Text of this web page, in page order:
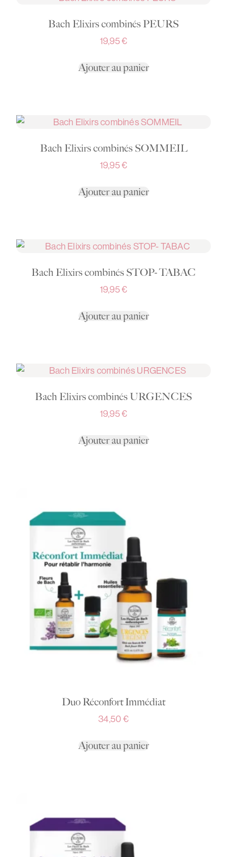
Bach Elixirs combinés PEURS
19,95€
Ajouter au panier
Bach Elixirs combinés SOMMEIL
19,95€
Ajouter au panier
Bach Elixirs combinés STOP- TABAC
19,95€
Ajouter au panier
Bach Elixirs combinés URGENCES
19,95€
Ajouter au panier
Duo Réconfort Immédiat
34,50€
Ajouter au panier